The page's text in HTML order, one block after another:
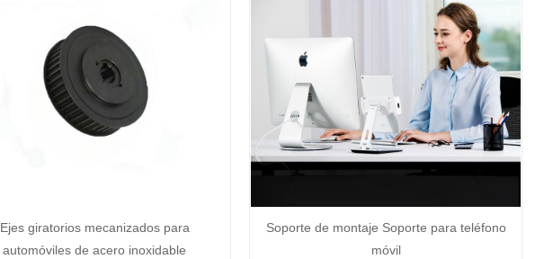
Ejes giratorios mecanizados para
automóviles de acero inoxidable
Soporte de montaje Soporte para teléfono
móvil